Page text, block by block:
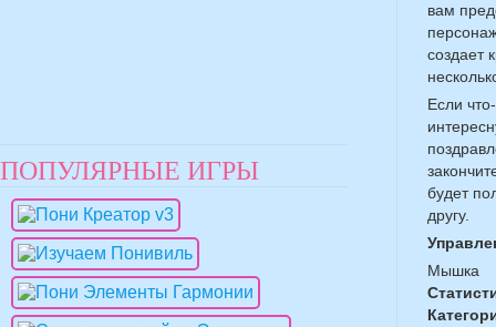
вам
создает
Если
будет
другу.
Мышка
ПОПУЛЯРНЫЕ ИГРЫ